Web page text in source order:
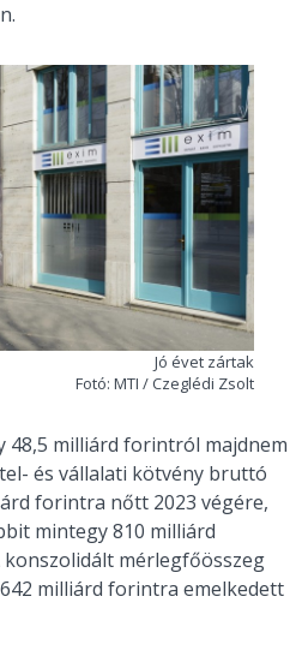
Jó évet zártak
Fotó: MTI / Czeglédi Zsolt
48,5 milliárd forintról majdnem
és vállalati kötvény bruttó
forintra nőtt 2023 végére,
mintegy 810 milliárd
mérlegfőösszeg
milliárd forintra emelkedett